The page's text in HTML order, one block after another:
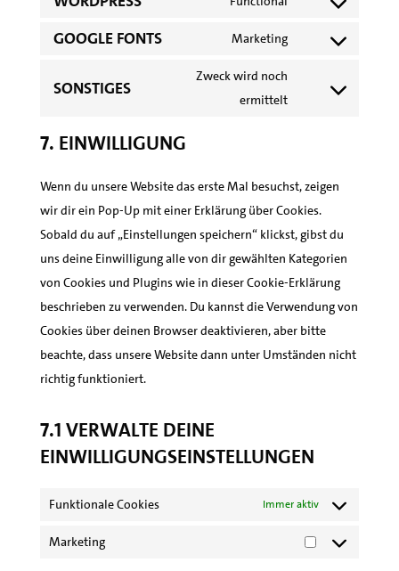
Consent
wordpress
Google Fonts Marketing
Consent
service
Sonstiges
Zweck wird noch
ermittelt
Consent
7. Einwilligung
Wenn du unsere Website das erste Mal besuchst, zeigen
wir dir ein Pop-Up mit einer Erklärung über Cookies.
Sobald du auf „Einstellungen speichern“ klickst, gibst du
uns deine Einwilligung alle von dir gewählten Kategorien
von Cookies und Plugins wie in dieser Cookie-Erklärung
beschrieben zu verwenden. Du kannst die Verwendung von
Cookies über deinen Browser deaktivieren, aber bitte
beachte, dass unsere Website dann unter Umständen nicht
richtig funktioniert.
7.1 Verwalte deine
Einwilligungseinstellungen
Funktionale Cookies Immer aktiv
Marketing
Marketing